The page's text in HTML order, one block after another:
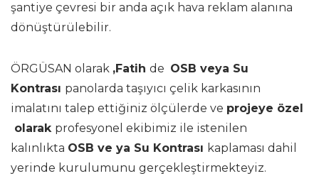
şantiye çevresi bir anda açık hava reklam alanına
dönüştürülebilir.
ÖRGÜSAN olarak ,Fatih de OSB veya Su
Kontrası panolarda taşıyıcı çelik karkasının
imalatını talep ettiğiniz ölçülerde ve projeye özel
olarak profesyonel ekibimiz ile istenilen
kalınlıkta OSB ve ya Su Kontrası kaplaması dahil
yerinde kurulumunu gerçekleştirmekteyiz.